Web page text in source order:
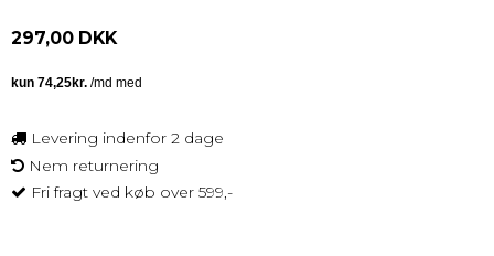
297,00 DKK
Levering indenfor 2 dage
Nem returnering
Fri fragt ved køb over 599,-